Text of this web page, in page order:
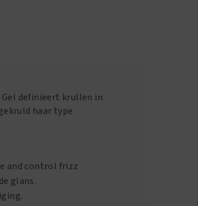
definieert krullen in
haar type
and control frizz
glans.